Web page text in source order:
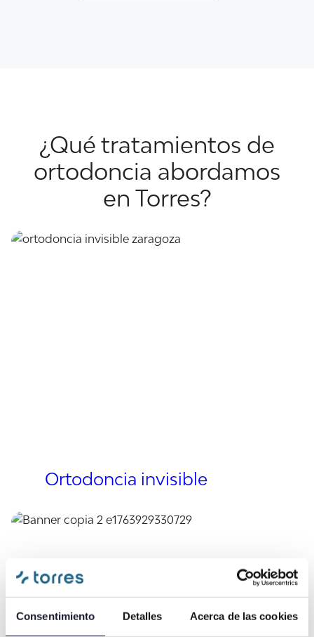
Consentimiento Detalles Acerca de las cookies
¿Qué tratamientos de
ortodoncia abordamos
en Torres?
Ortodoncia invisible